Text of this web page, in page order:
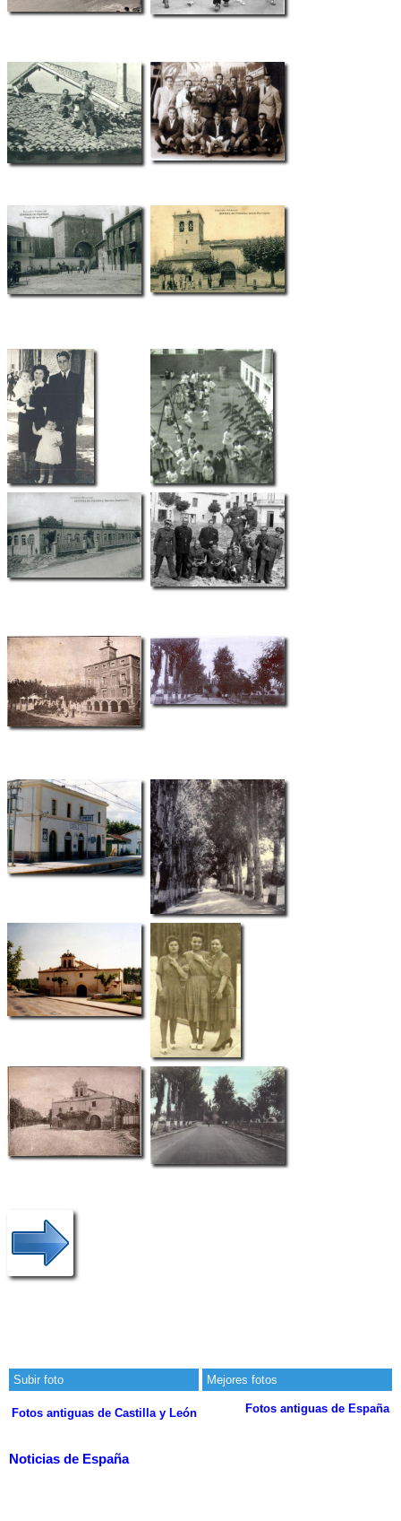
Subir foto Mejores fotos
Fotos antiguas de Castilla y León Fotos antiguas de España
Noticias de España